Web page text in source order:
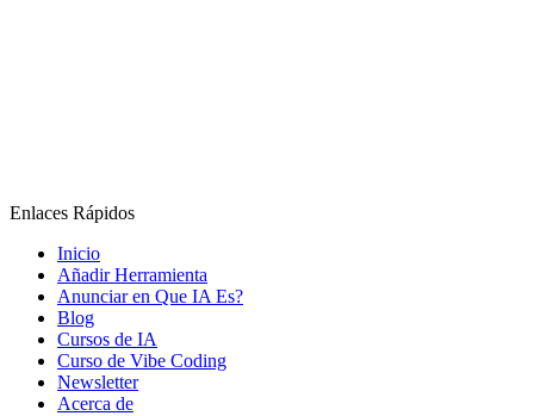
Enlaces Rápidos
Inicio
Añadir Herramienta
Anunciar en Que IA Es?
Blog
Cursos de IA
Curso de Vibe Coding
Newsletter
Acerca de